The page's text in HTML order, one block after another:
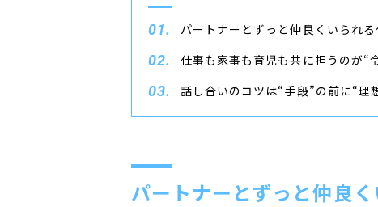
パートナーとずっと仲良くいられ
仕事も家事も育児も共に担うのが“
話し合いのコツは“手段”の前に“理
パートナーとずっと仲良